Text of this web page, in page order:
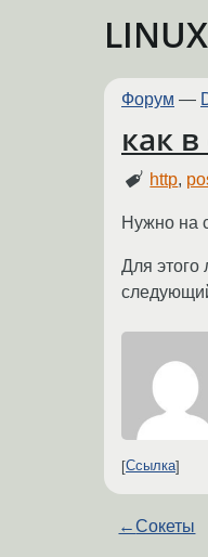
Форум —
как
http,
Нужно на
Для этого
Ссылка
←Сокеты